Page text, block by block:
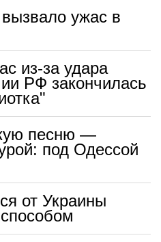
ужас в
из-за удара
РФ закончилась
песню —
под Одессой
от Украины